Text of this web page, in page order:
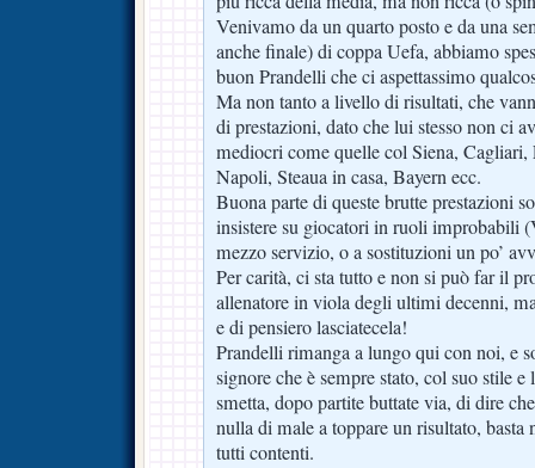
Venivamo da un quarto posto e da una
anche finale) di coppa Uefa, abbiamo
buon Prandelli che ci aspettassimo
Ma non tanto a livello di risultati, che
di prestazioni, dato che lui stesso non ci
mediocri come quelle col Siena,
Napoli, Steaua in casa, Bayern ecc.
Buona parte di queste brutte prestazioni
insistere su giocatori in ruoli improbabili
mezzo servizio, o a sostituzioni un po’
Per carità, ci sta tutto e non si può far il
allenatore in viola degli ultimi decenni,
e di pensiero lasciatecela!
Prandelli rimanga a lungo qui con noi, e
signore che è sempre stato, col suo stile e
smetta, dopo partite buttate via, di dire
nulla di male a toppare un risultato, basta
tutti contenti.